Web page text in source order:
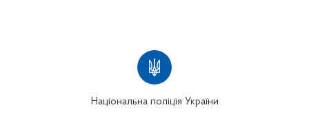
Національна поліція України